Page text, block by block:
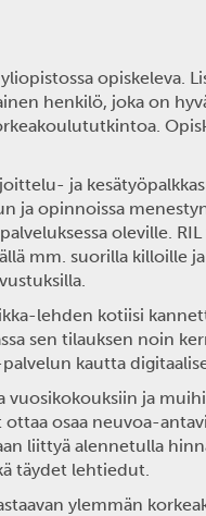
opiskeleva.
henkilö, joka on
ja
ja opinnoissa
oleville.
mm. suorilla killoille ja
lehden kotiisi
sen tilauksen noin
kautta
vuosikokouksiin ja
osaa neuvoa-
liittyä alennetulla
täydet lehtiedut.
ylemmän